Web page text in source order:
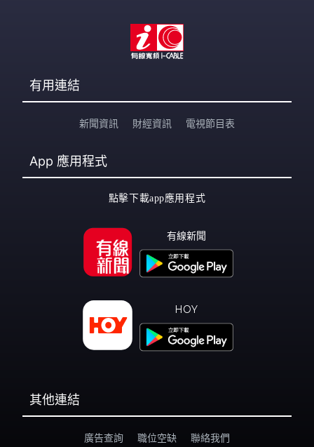
有用連結
新聞資訊 財經資訊 電視節目表
App 應用程式
點擊下載app應用程式
有線新聞
HOY
其他連結
廣告查詢 職位空缺 聯絡我們